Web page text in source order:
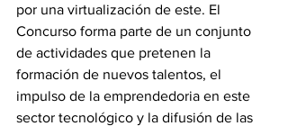
por una virtualización de este. El
Concurso forma parte de un conjunto
de actividades que pretenen la
formación de nuevos talentos, el
impulso de la emprendedoria en este
sector tecnológico y la difusión de las